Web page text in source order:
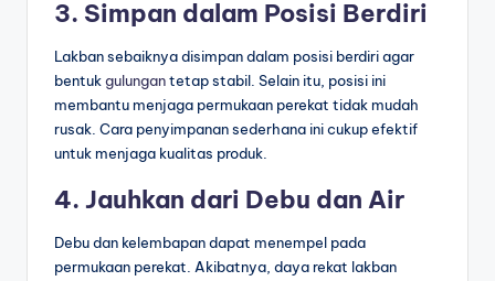
3. Simpan dalam Posisi Berdiri
Lakban sebaiknya disimpan dalam posisi berdiri agar
bentukgulungantetap stabil. Selain itu, posisi ini
membantu menjaga permukaan perekat tidak mudah
rusak. Cara penyimpanan sederhana ini cukup efektif
untuk menjaga kualitas produk.
4. Jauhkan dari Debu dan Air
Debu dan kelembapan dapat menempel pada
permukaan perekat. Akibatnya, daya rekat lakban